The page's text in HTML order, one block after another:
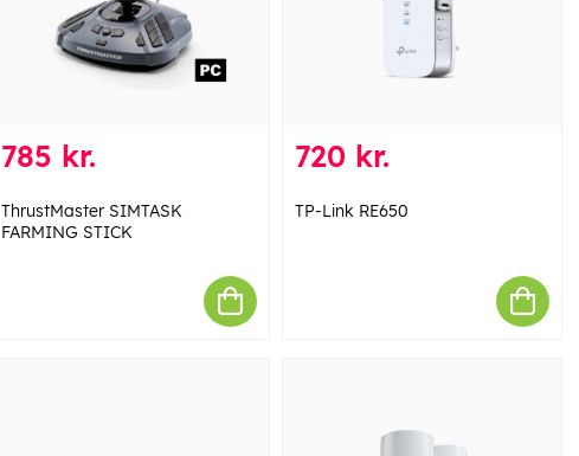
785 kr.
ThrustMaster SIMTASK
FARMING STICK
720 kr.
TP-Link RE650